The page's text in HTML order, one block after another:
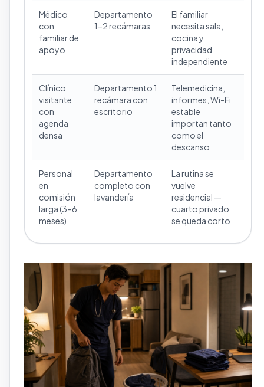
Médico
con
familiar de
apoyo
Departamento
1–2 recámaras
El familiar
necesita sala,
cocina y
privacidad
independiente
Clínico
visitante
con
agenda
densa
Departamento 1
recámara con
escritorio
Telemedicina,
informes, Wi-Fi
estable
importan tanto
como el
descanso
Personal
en
comisión
larga (3–6
meses)
Departamento
completo con
lavandería
La rutina se
vuelve
residencial —
cuarto privado
se queda corto